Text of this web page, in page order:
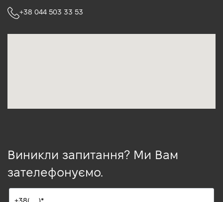
+38 044 503 33 53
Виникли запитання? Ми Вам
зателефонуємо.